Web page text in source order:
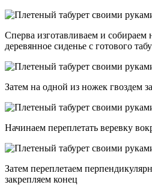
Сперва изготавливаем и собираем
деревянное сиденье с готового
Затем на одной из ножек гвоздем
Начинаем переплетать веревку
Затем переплетаем
закрепляем конец